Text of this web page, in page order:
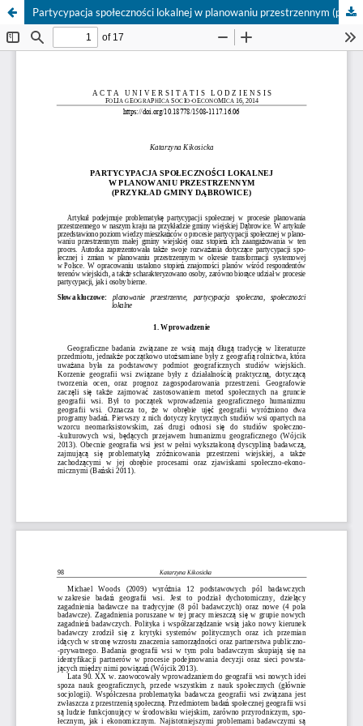
Partycypacja społeczności lokalnej w planowaniu przestrzennym (przykład gminy Dąbrowice)